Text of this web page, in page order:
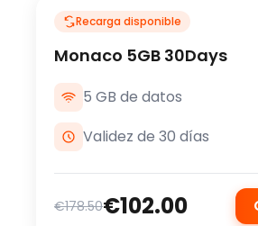
Recarga disponible
Monaco 5GB 30Days
5 GB de datos
Validez de 30 días
€178.50€102.00